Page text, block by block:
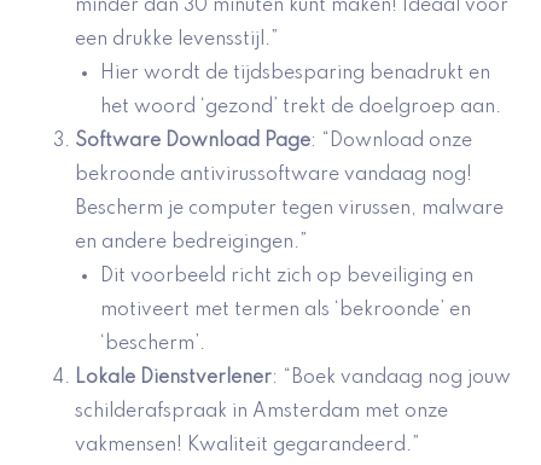
minder dan 30 minuten kunt maken! Ideaal voor
een drukke levensstijl.”
Hier wordt de tijdsbesparing benadrukt en
het woord ‘gezond’ trekt de doelgroep aan.
Software Download Page: “Download onze
bekroonde antivirussoftware vandaag nog!
Bescherm je computer tegen virussen, malware
en andere bedreigingen.”
Dit voorbeeld richt zich op beveiliging en
motiveert met termen als ‘bekroonde’ en
‘bescherm’.
Lokale Dienstverlener: “Boek vandaag nog jouw
schilderafspraak in Amsterdam met onze
vakmensen! Kwaliteit gegarandeerd.”